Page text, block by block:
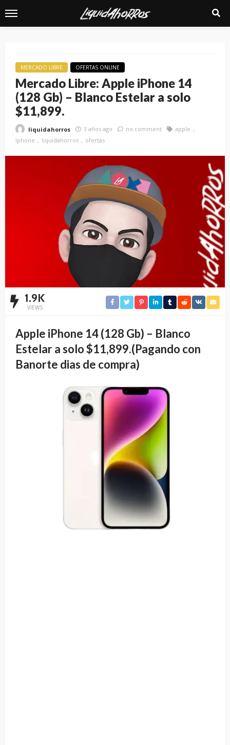
MERCADO LIBRE OFERTAS ONLINE
Mercado Libre: Apple iPhone 14
(128 Gb) – Blanco Estelar a solo
$11,899.
liquidahorros 3 años ago no comment
apple
iphone
liquidahorros ofertas
1.9K
VIEWS
Apple iPhone 14 (128 Gb) – Blanco
Estelar a solo $11,899.(Pagando con
Banorte dias de compra)